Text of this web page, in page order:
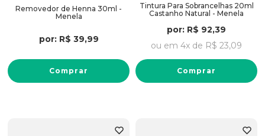
Removedor de Henna 30ml -
Menela
por: R$ 39,99
Comprar
Tintura Para Sobrancelhas 20ml
Castanho Natural - Menela
por: R$ 92,39
ou em 4x de R$ 23,09
Comprar